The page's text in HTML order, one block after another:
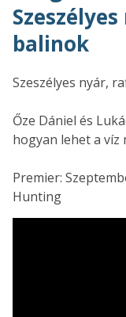
balinok
Szeszélyes nyár,
Őze Dániel és
hogyan lehet a víz
Premier:
Hunting